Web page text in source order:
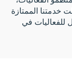
الممتازة
للفعاليات في